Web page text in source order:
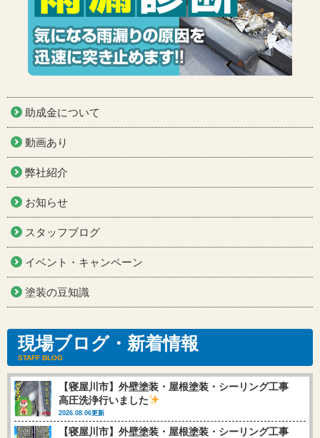
助成金について
動画あり
弊社紹介
お知らせ
スタッフブログ
イベント・キャンペーン
塗装の豆知識
現場ブログ・新着情報
STAFF BLOG
【寝屋川市】外壁塗装・屋根塗装・シーリング工事
高圧洗浄行いました
2026.08.06更新
【寝屋川市】外壁塗装・屋根塗装・シーリング工事